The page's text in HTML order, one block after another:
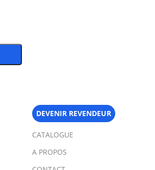
DEVENIR REVENDEUR
CATALOGUE
A PROPOS